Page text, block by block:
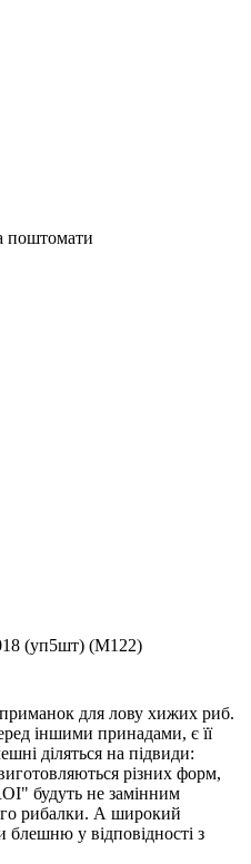
поштомати
(уп5шт) (M122)
для лову хижих риб.
іншими принадами, є її
діляться на підвиди:
різних форм,
будуть не замінним
рибалки. А широкий
блешню у відповідності з